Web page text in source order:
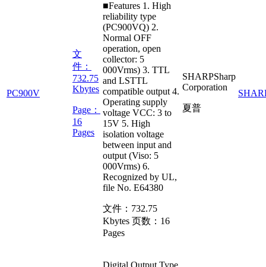
PC900V
文
件：
732.75
Kbytes
Page：
16
Pages
■Features 1. High
reliability type
(PC900VQ) 2.
Normal OFF
operation, open
collector: 5
000Vrms) 3. TTL
and LSTTL
compatible output 4.
Operating supply
voltage VCC: 3 to
15V 5. High
isolation voltage
between input and
output (Viso: 5
000Vrms) 6.
Recognized by UL,
file No. E64380
文件： 732.75
Kbytes 页数： 16
Pages
SHARPSharp
Corporation
夏普
Digital Output Type